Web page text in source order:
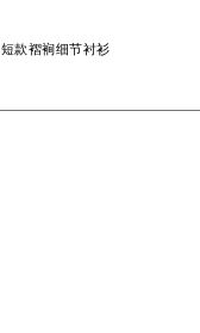
短款褶裥细节衬衫